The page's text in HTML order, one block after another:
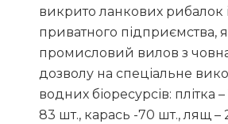
викрито ланкових рибалок
приватного підприємства,
промисловий вилов з човна
дозволу на спеціальне
водних біоресурсів: плітка
83 шт., карась -70 шт., лящ –